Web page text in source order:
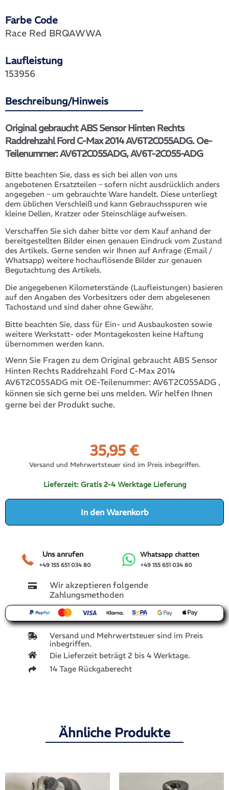
Farbe Code
Laufleistung
Race Red BRQAWWA
153956
Beschreibung/Hinweis
Original gebraucht ABS Sensor Hinten Rechts
Raddrehzahl Ford C-Max 2014 AV6T2C055ADG. Oe-
Teilenummer: AV6T2C055ADG, AV6T-2C055-ADG
Bitte beachten Sie, dass es sich bei allen von uns
angebotenen Ersatzteilen – sofern nicht ausdrücklich anders
angegeben – um gebrauchte Ware handelt. Diese unterliegt
dem üblichen Verschleiß und kann Gebrauchsspuren wie
kleine Dellen, Kratzer oder Steinschläge aufweisen.
Verschaffen Sie sich daher bitte vor dem Kauf anhand der
bereitgestellten Bilder einen genauen Eindruck vom Zustand
des Artikels. Gerne senden wir Ihnen auf Anfrage (Email /
Whatsapp) weitere hochauflösende Bilder zur genauen
Begutachtung des Artikels.
Die angegebenen Kilometerstände (Laufleistungen) basieren
auf den Angaben des Vorbesitzers oder dem abgelesenen
Tachostand und sind daher ohne Gewähr.
Bitte beachten Sie, dass für Ein- und Ausbaukosten sowie
weitere Werkstatt- oder Montagekosten keine Haftung
übernommen werden kann.
Wenn Sie Fragen zu dem Original gebraucht ABS Sensor
Hinten Rechts Raddrehzahl Ford C-Max 2014
AV6T2C055ADG mit OE-Teilenummer: AV6T2C055ADG ,
können sie sich gerne bei uns melden. Wir helfen Ihnen
gerne bei der Produkt suche.
35,95 €
Versand und Mehrwertsteuer sind im Preis inbegriffen.
Lieferzeit: Gratis 2-4 Werktage Lieferung
In den Warenkorb
+49 155 651 034 80
Uns anrufen
+49 155 651 034 80
Whatsapp chatten
Wir akzeptieren folgende
Zahlungsmethoden
Versand und Mehrwertsteuer sind im Preis
inbegriffen.
Die Lieferzeit beträgt 2 bis 4 Werktage.
14 Tage Rückgaberecht
Ähnliche Produkte